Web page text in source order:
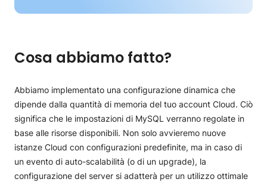
Cosa abbiamo fatto?
Abbiamo implementato una configurazione dinamica che
dipende dalla quantità di memoria del tuo account Cloud. Ciò
significa che le impostazioni di MySQL verranno regolate in
base alle risorse disponibili. Non solo avvieremo nuove
istanze Cloud con configurazioni predefinite, ma in caso di
un evento di auto-scalabilità (o di un upgrade), la
configurazione del server si adatterà per un utilizzo ottimale